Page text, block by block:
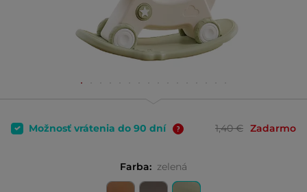
Možnosť vrátenia do 90 dní 1,40 € Zadarmo
Farba: zelená